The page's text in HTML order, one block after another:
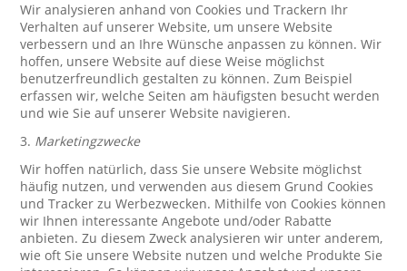
Wir analysieren anhand von Cookies und Trackern Ihr
Verhalten auf unserer Website, um unsere Website
verbessern und an Ihre Wünsche anpassen zu können. Wir
hoffen, unsere Website auf diese Weise möglichst
benutzerfreundlich gestalten zu können. Zum Beispiel
erfassen wir, welche Seiten am häufigsten besucht werden
und wie Sie auf unserer Website navigieren.
3. Marketingzwecke
Wir hoffen natürlich, dass Sie unsere Website möglichst
häufig nutzen, und verwenden aus diesem Grund Cookies
und Tracker zu Werbezwecken. Mithilfe von Cookies können
wir Ihnen interessante Angebote und/oder Rabatte
anbieten. Zu diesem Zweck analysieren wir unter anderem,
wie oft Sie unsere Website nutzen und welche Produkte Sie